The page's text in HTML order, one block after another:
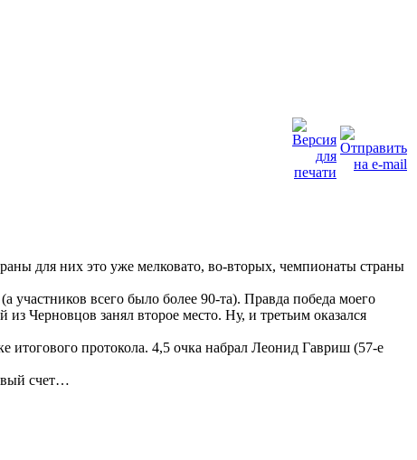
для них это уже мелковато, во-вторых, чемпионаты страны
участников всего было более 90-та). Правда победа моего
Черновцов занял второе место. Ну, и третьим оказался
протокола. 4,5 очка набрал Леонид Гавриш (57-е
счет…